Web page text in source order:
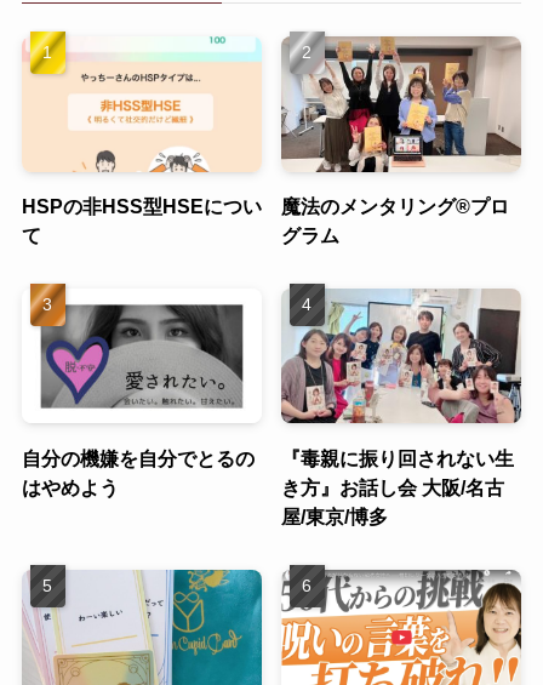
HSPの非HSS型HSEについ
て
魔法のメンタリング®︎プロ
グラム
自分の機嫌を自分でとるの
はやめよう
『毒親に振り回されない生
き方』お話し会 大阪/名古
屋/東京/博多